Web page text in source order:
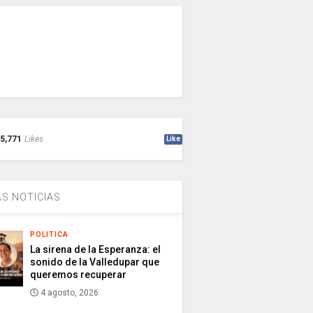
5,771 Likes Like
NOTICIAS
POLITICA
La sirena de la Esperanza: el
sonido de la Valledupar que
queremos recuperar
4 agosto, 2026